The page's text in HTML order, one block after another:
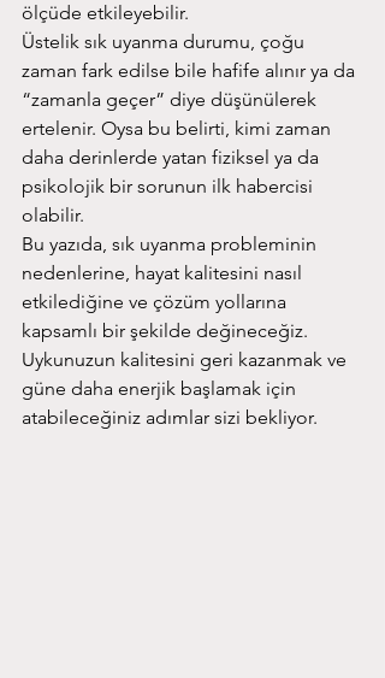
ölçüde etkileyebilir.
Üstelik sık uyanma durumu, çoğu
zaman fark edilse bile hafife alınır ya da
“zamanla geçer” diye düşünülerek
ertelenir. Oysa bu belirti, kimi zaman
daha derinlerde yatan fiziksel ya da
psikolojik bir sorunun ilk habercisi
olabilir.
Bu yazıda, sık uyanma probleminin
nedenlerine, hayat kalitesini nasıl
etkilediğine ve çözüm yollarına
kapsamlı bir şekilde değineceğiz.
Uykunuzun kalitesini geri kazanmak ve
güne daha enerjik başlamak için
atabileceğiniz adımlar sizi bekliyor.